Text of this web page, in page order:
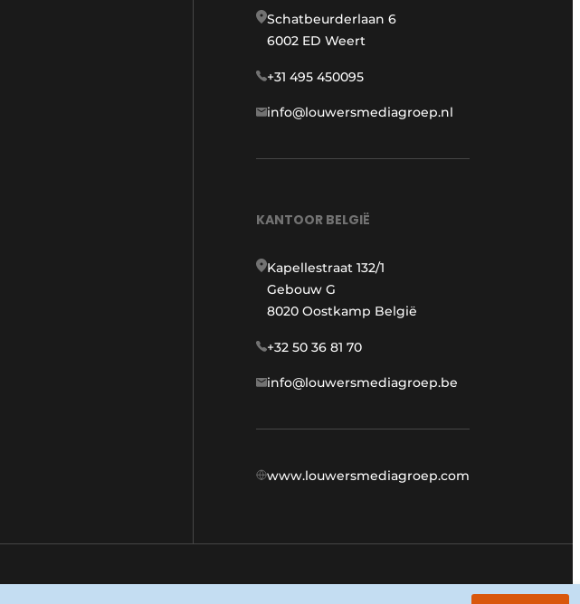
Schatbeurderlaan 6
6002 ED Weert
+31 495 450095
info@louwersmediagroep.nl
KANTOOR BELGIË
Kapellestraat 132/1
Gebouw G
8020 Oostkamp België
+32 50 36 81 70
info@louwersmediagroep.be
www.louwersmediagroep.com
Algemene voorwaarden Privacy policy